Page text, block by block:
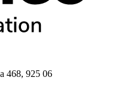
468, 925 06